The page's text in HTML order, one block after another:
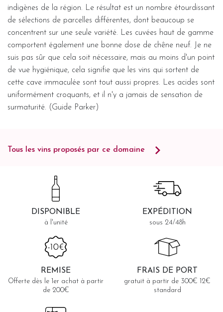
indigènes de la région. Le résultat est un nombre étourdissant
de sélections de parcelles différentes, dont beaucoup se
concentrent sur une seule variété. Les cuvées haut de gamme
comportent également une bonne dose de chêne neuf. Je ne
suis pas sûr que cela soit nécessaire, mais au moins d'un point
de vue hygiénique, cela signifie que les vins qui sortent de
cette cave immaculée sont tout aussi propres. Les acides sont
uniformément croquants, et il n'y a jamais de sensation de
surmaturité. (Guide Parker)
Tous les vins proposés par ce domaine
DISPONIBLE
à l'unité
EXPÉDITION
sous 24/48h
REMISE
Offerte dès le 1er achat à partir
de 200€
FRAIS DE PORT
gratuit à partir de 300€ 12€
standard